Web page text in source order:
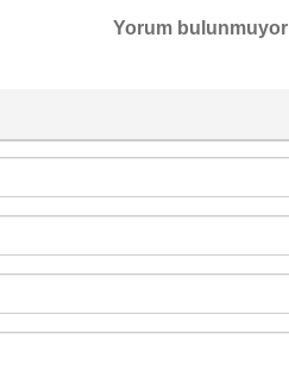
Yorum bulunmuyor